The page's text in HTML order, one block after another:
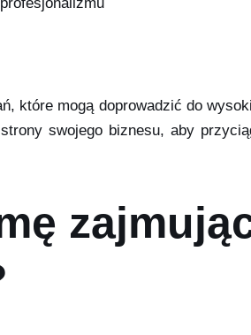
które mogą doprowadzić do
swojego biznesu, aby